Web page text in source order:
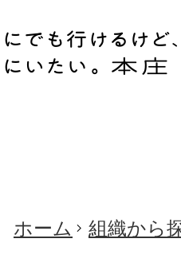
ホーム 組織から